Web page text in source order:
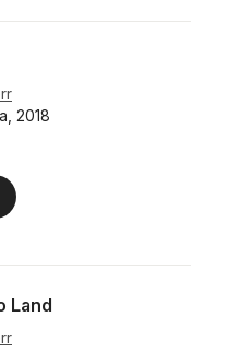
2018
Totalt antal röster:
Land